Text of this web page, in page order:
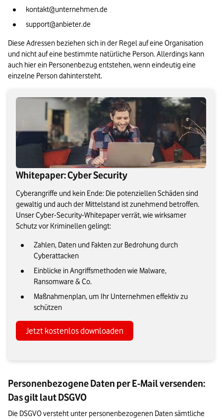
kontakt@unternehmen.de
support@anbieter.de
Diese Adressen beziehen sich in der Regel auf eine Organisation
und nicht auf eine bestimmte natürliche Person. Allerdings kann
auch hier ein Personenbezug entstehen, wenn eindeutig eine
einzelne Person dahintersteht.
Whitepaper: Cyber Security
Cyberangriffe und kein Ende: Die potenziellen Schäden sind
gewaltig und auch der Mittelstand ist zunehmend betroffen.
Unser Cyber-Security-Whitepaper verrät, wie wirksamer
Schutz vor Kriminellen gelingt:
Zahlen, Daten und Fakten zur Bedrohung durch
Cyberattacken
Einblicke in Angriffsmethoden wie Malware,
Ransomware & Co.
Maßnahmenplan, um Ihr Unternehmen effektiv zu
schützen
Jetzt kostenlos downloaden
Personenbezogene Daten per E-Mail versenden:
Das gilt laut DSGVO
Die DSGVO versteht unter personenbezogenen Daten sämtliche